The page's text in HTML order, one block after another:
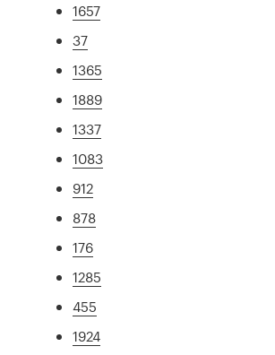
1657
37
1365
1889
1337
1083
912
878
176
1285
455
1924